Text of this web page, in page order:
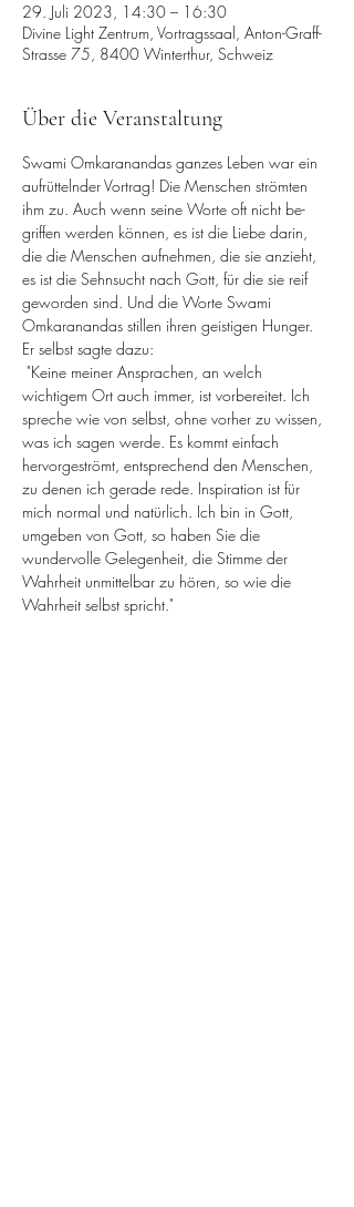
29. Juli 2023, 14:30 – 16:30
Divine Light Zentrum, Vortragssaal, Anton-Graff-
Strasse 75, 8400 Winterthur, Schweiz
Über die Veranstaltung
Swami Omkaranandas ganzes Leben war ein
aufrüttelnder Vortrag! Die Menschen strömten
ihm zu. Auch wenn seine Worte oft nicht be­
griffen werden können, es ist die Liebe darin,
die die Menschen aufnehmen, die sie anzieht,
es ist die Sehnsucht nach Gott, für die sie reif
geworden sind. Und die Worte Swami
Omkaranandas stillen ihren geistigen Hunger.
Er selbst sagte dazu:
"Keine meiner Ansprachen, an welch
wichtigem Ort auch immer, ist vorbereitet. Ich
spreche wie von selbst, ohne vorher zu wissen,
was ich sagen werde. Es kommt einfach
hervorgeströmt, entsprechend den Menschen,
zu denen ich gerade rede. Inspiration ist für
mich normal und natürlich. Ich bin in Gott,
umgeben von Gott, so haben Sie die
wundervolle Gelegenheit, die Stimme der
Wahrheit unmittelbar zu hören, so wie die
Wahrheit selbst spricht."